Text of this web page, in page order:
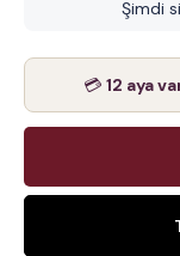
Şimdi
💳 12 aya